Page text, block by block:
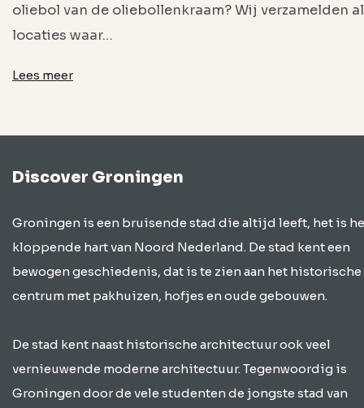
oliebol van de oliebollenkraam? Wij verzamelden
locaties waar…
Lees meer
Discover Groningen
Groningen is een bruisende stad die altijd leeft, het is
kloppende hart van Noord Nederland. De stad kent een
bewogen geschiedenis, dat is te zien aan het historische
centrum met pakhuizen, hofjes en oude gebouwen.
De stad kent naast historische architectuur ook veel
vernieuwende moderne architectuur. Tegenwoordig is
Groningen door de vele studenten de jongste stad van